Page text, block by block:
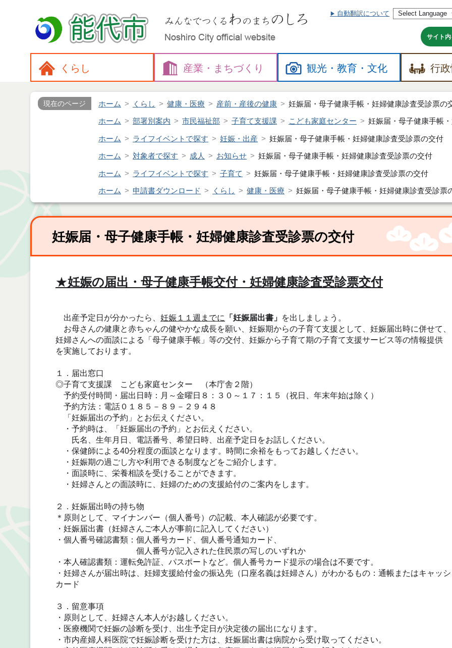
自動翻訳について
サイト
くらし 産業・ まちづくり 観光・教育・文化 行
現在のページ ホーム くらし 健康・医療 産前・産後の健康 妊娠届・母子健康手帳・妊婦健康診査受診票の
ホーム 部署別案内 市民福祉部 子育て支援課 こども家庭センター 妊娠届・母子健康手帳
ホーム ライフイベントで探す 妊娠・出産 妊娠届・母子健康手帳・妊婦健康診査受診票の交付
ホーム 対象者で探す 成人 お知らせ 妊娠届・母子健康手帳・妊婦健康診査受診票の交付
ホーム ライフイベントで探す 子育て 妊娠届・母子健康手帳・妊婦健康診査受診票の交付
ホーム 申請書ダウンロード くらし 健康・医療 妊娠届・母子健康手帳・妊婦健康診査受診票
妊娠届・母子健康手帳・妊婦健康診査受診票の交付
★妊娠の届出・母子健康手帳交付・妊婦健康診査受診票交付
出産予定日が分かったら、 妊娠１１週までに 「妊娠届出書」 を出しましょう。
お母さんの健康と赤ちゃんの健やかな成長を願い、妊娠期からの子育て支援として、妊娠届出時に併せて、
妊婦さんへの面談による「母子健康手帳」等の交付、妊娠から子育て期の子育て支援サービス等の情報提供
を実施しております。
１．届出窓口
◎子育て支援課 こども家庭センター （本庁舎２階）
予約受付時間・届出日時：月～金曜日８：３０～１７：１５（祝日、年末年始は除く）
予約方法：電話０１８５－８９－２９４８
「妊娠届出の予約」とお伝えください。
・予約時は、「妊娠届出の予約」とお伝えください。
氏名、生年月日、電話番号、希望日時、出産予定日をお話しください。
・保健師による40分程度の面談となります。時間に余裕をもってお越しください。
・妊娠期の過ごし方や利用できる制度などをご紹介します。
・面談時に、栄養相談を受けることができます。
・妊婦さんとの面談時に、妊婦のための支援給付のご案内をします。
２．妊娠届出時の持ち物
＊原則として、マイナンバー（個人番号）の記載、本人確認が必要です。
・ 妊娠届出書（妊婦さんご本人が事前に記入してください）
・個人番号確認書類：個人番号カード、個人番号通知カード、
個人番号が記入された住民票の写しのいずれか
・本人確認書類：運転免許証、パスポートなど。個人番号カード提示の場合は不要です。
・妊婦さんが届出時は、妊婦支援給付金の振込先（口座名義は妊婦さん）がわかるもの：通帳またはキャッ
カード
３．留意事項
・原則として、妊婦さん本人がお越しください。
・医療機関で妊娠の診断を受け、出生予定日が決定後の届出になります。
・市内産婦人科医院で妊娠診断を受けた方は、妊娠届出書は病院から受け取ってください。